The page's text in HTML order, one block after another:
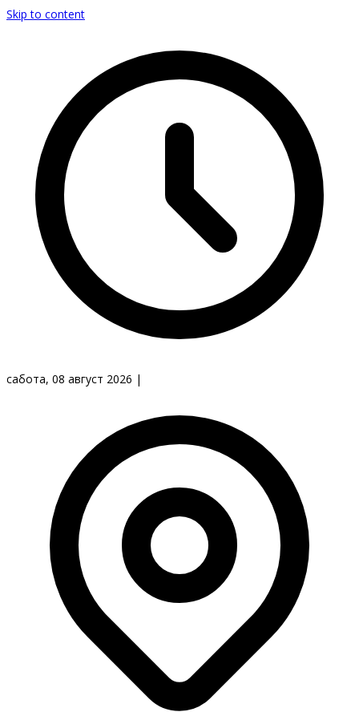
Skip to content
сабота, 08 август 2026 |